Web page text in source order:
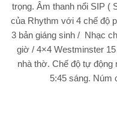
trọng. Âm thanh nổi SIP (
của Rhythm với 4 chế độ
3 bản giáng sinh / Nhạc
giờ / 4×4 Westminster
nhà thờ. Chế độ tự động
5:45 sáng. Núm